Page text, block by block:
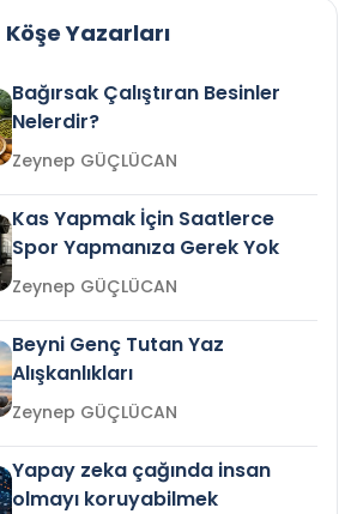
Köşe Yazarları
Bağırsak Çalıştıran Besinler
Nelerdir?
Zeynep GÜÇLÜCAN
Kas Yapmak İçin Saatlerce
Spor Yapmanıza Gerek Yok
Zeynep GÜÇLÜCAN
Beyni Genç Tutan Yaz
Alışkanlıkları
Zeynep GÜÇLÜCAN
Yapay zeka çağında insan
olmayı koruyabilmek